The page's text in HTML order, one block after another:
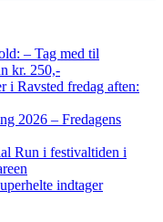
– Tag med til
kr. 250,-
i Ravsted fredag aften:
2026 – Fredagens
Run i festivaltiden i
indtager